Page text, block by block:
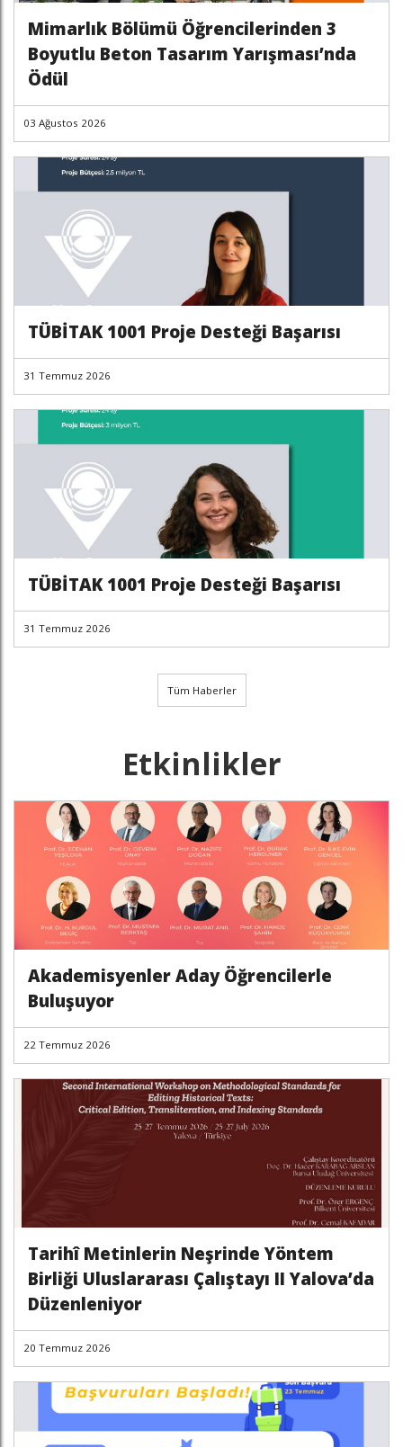
Mimarlık Bölümü Öğrencilerinden 3
Boyutlu Beton Tasarım Yarışması’nda
Ödül
03 Ağustos 2026
TÜBİTAK 1001 Proje Desteği Başarısı
31 Temmuz 2026
TÜBİTAK 1001 Proje Desteği Başarısı
31 Temmuz 2026
Tüm Haberler
Etkinlikler
Akademisyenler Aday Öğrencilerle
Buluşuyor
22 Temmuz 2026
Tarihî Metinlerin Neşrinde Yöntem
Birliği Uluslararası Çalıştayı II Yalova’da
Düzenleniyor
20 Temmuz 2026